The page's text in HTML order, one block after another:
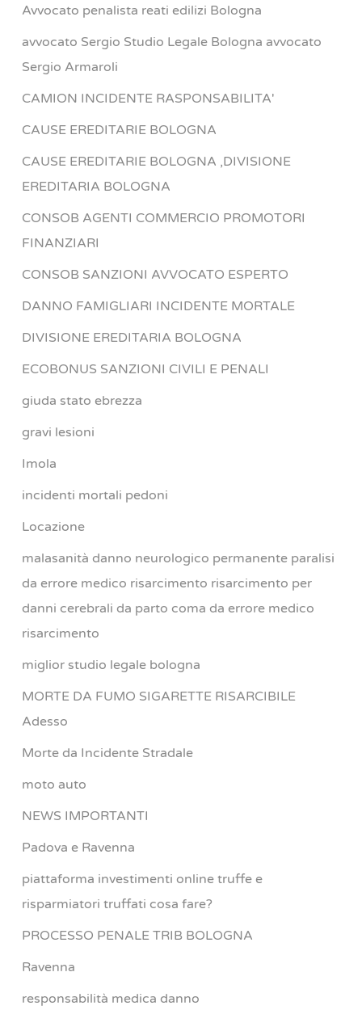
Avvocato penalista reati edilizi Bologna
avvocato Sergio Studio Legale Bologna avvocato
Sergio Armaroli
CAMION INCIDENTE RASPONSABILITA'
CAUSE EREDITARIE BOLOGNA
CAUSE EREDITARIE BOLOGNA ,DIVISIONE
EREDITARIA BOLOGNA
CONSOB AGENTI COMMERCIO PROMOTORI
FINANZIARI
CONSOB SANZIONI AVVOCATO ESPERTO
DANNO FAMIGLIARI INCIDENTE MORTALE
DIVISIONE EREDITARIA BOLOGNA
ECOBONUS SANZIONI CIVILI E PENALI
giuda stato ebrezza
gravi lesioni
Imola
incidenti mortali pedoni
Locazione
malasanità danno neurologico permanente paralisi
da errore medico risarcimento risarcimento per
danni cerebrali da parto coma da errore medico
risarcimento
miglior studio legale bologna
MORTE DA FUMO SIGARETTE RISARCIBILE
Adesso
Morte da Incidente Stradale
moto auto
NEWS IMPORTANTI
Padova e Ravenna
piattaforma investimenti online truffe e
risparmiatori truffati cosa fare?
PROCESSO PENALE TRIB BOLOGNA
Ravenna
responsabilità medica danno